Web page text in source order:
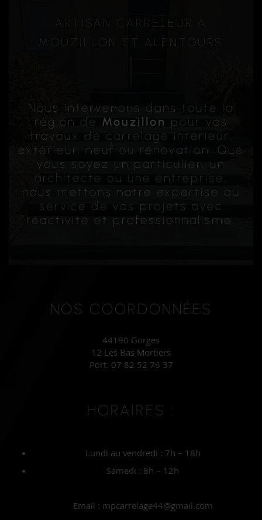
ARTISAN CARRELEUR À
MOUZILLON ET ALENTOURS
Nous intervenons dans toute la
région de Mouzillon pour vos
travaux de carrelage intérieur,
extérieur, neuf ou rénovation. Que
vous soyez un particulier, un
architecte ou une entreprise,
nous mettons notre expertise au
service de vos projets avec
réactivité et professionnalisme.
NOS COORDONNÉES
44190 Gorges
12 Les Bas Mortiers
Port. 07 82 52 76 37
HORAIRES :
Lundi au vendredi : 7h – 18h
Samedi : 8h – 12h
Email : mpcarrelage44@gmail.com